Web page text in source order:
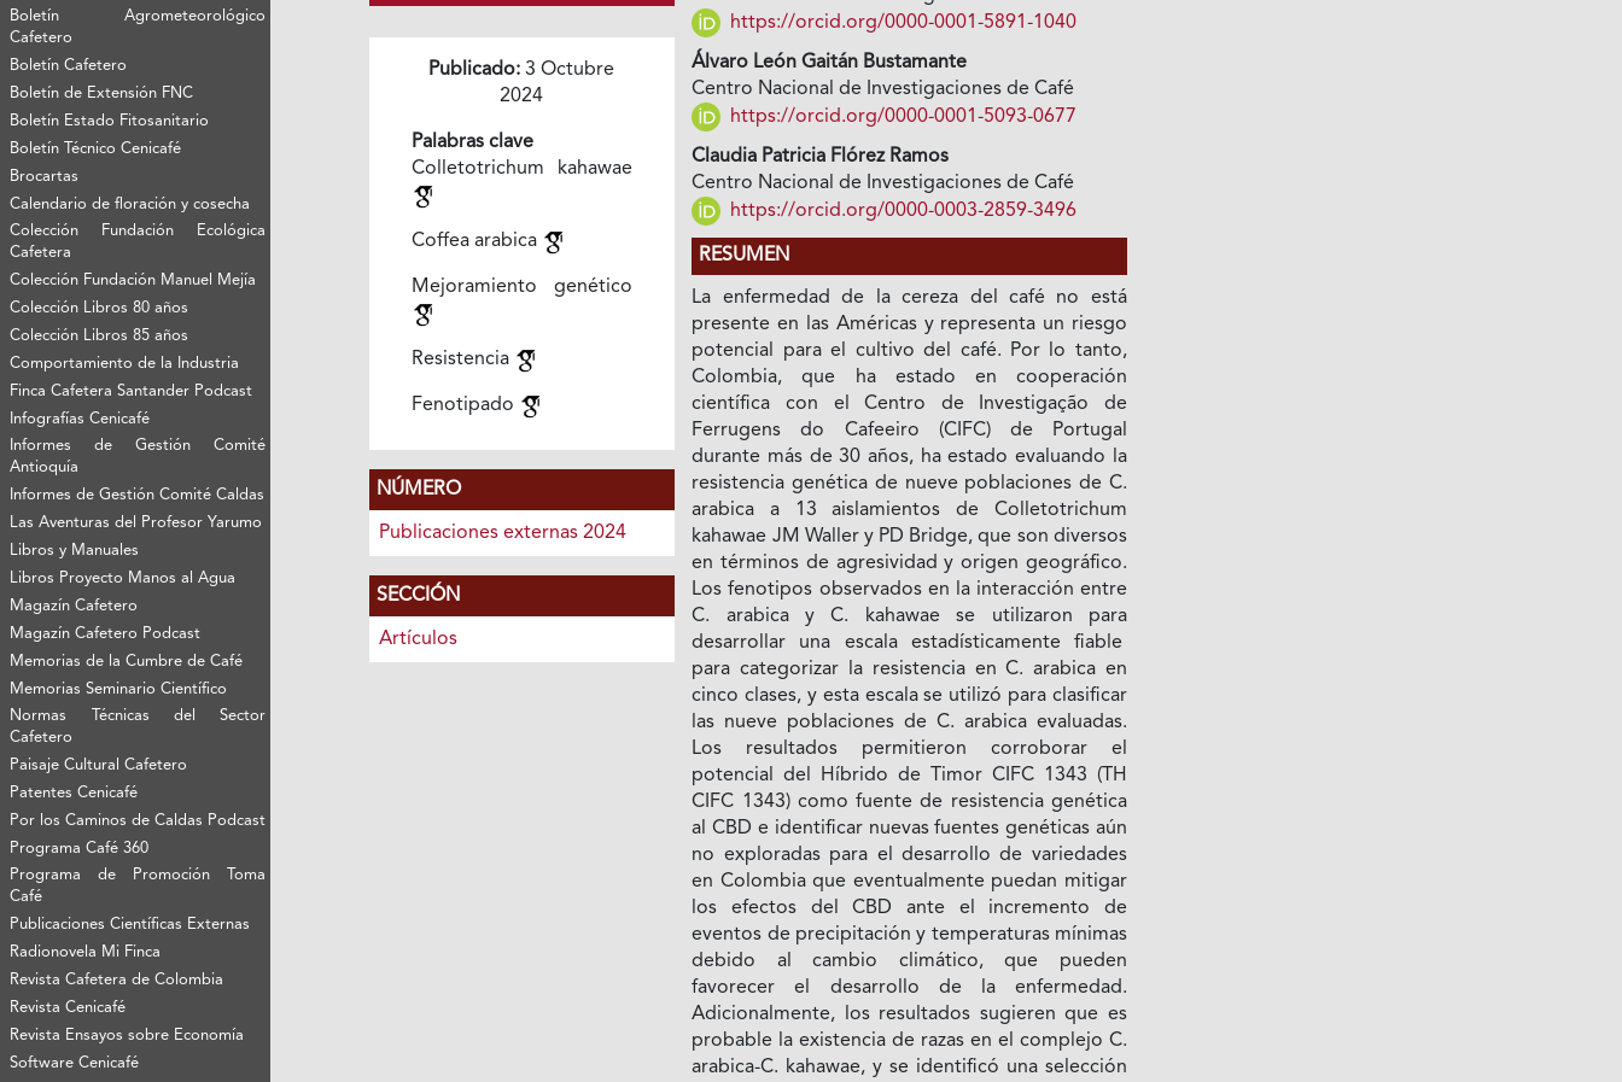
Boletín Agrometeorológico
Cafetero
Boletín Cafetero
Boletín de Extensión FNC
Boletín Estado Fitosanitario
Boletín Técnico Cenicafé
Brocartas
Calendario de floración y cosecha
Colección Fundación Ecológica
Cafetera
Colección Fundación Manuel Mejía
Colección Libros 80 años
Colección Libros 85 años
Comportamiento de la Industria
Finca Cafetera Santander Podcast
Infografías Cenicafé
Informes de Gestión Comité
Antioquía
Informes de Gestión Comité Caldas
Las Aventuras del Profesor Yarumo
Libros y Manuales
Libros Proyecto Manos al Agua
Magazín Cafetero
Magazín Cafetero Podcast
Memorias de la Cumbre de Café
Memorias Seminario Científico
Normas Técnicas del Sector
Cafetero
Paisaje Cultural Cafetero
Patentes Cenicafé
Por los Caminos de Caldas Podcast
Programa Café 360
Programa de Promoción Toma
Café
Publicaciones Científicas Externas
Radionovela Mi Finca
Revista Cafetera de Colombia
Revista Cenicafé
Revista Ensayos sobre Economía
Software Cenicafé
Publicado: 3 Octubre
2024
Palabras clave
Colletotrichum kahawae
Coffea arabica
Mejoramiento genético
Resistencia
Fenotipado
NÚMERO
Publicaciones externas 2024
SECCIÓN
Artículos
https://orcid.org/0000-0001-5891-1040
Álvaro León Gaitán Bustamante
Centro Nacional de Investigaciones de Café
https://orcid.org/0000-0001-5093-0677
Claudia Patricia Flórez Ramos
Centro Nacional de Investigaciones de Café
https://orcid.org/0000-0003-2859-3496
RESUMEN
La enfermedad de la cereza del café no está
presente en las Américas y representa un riesgo
potencial para el cultivo del café. Por lo tanto,
Colombia, que ha estado en cooperación
científica con el Centro de Investigação de
Ferrugens do Cafeeiro (CIFC) de Portugal
durante más de 30 años, ha estado evaluando la
resistencia genética de nueve poblaciones de C.
arabica a 13 aislamientos de Colletotrichum
kahawae JM Waller y PD Bridge, que son diversos
en términos de agresividad y origen geográfico.
Los fenotipos observados en la interacción entre
C. arabica y C. kahawae se utilizaron para
desarrollar una escala estadísticamente fiable
para categorizar la resistencia en C. arabica en
cinco clases, y esta escala se utilizó para clasificar
las nueve poblaciones de C. arabica evaluadas.
Los resultados permitieron corroborar el
potencial del Híbrido de Timor CIFC 1343 (TH
CIFC 1343) como fuente de resistencia genética
al CBD e identificar nuevas fuentes genéticas aún
no exploradas para el desarrollo de variedades
en Colombia que eventualmente puedan mitigar
los efectos del CBD ante el incremento de
eventos de precipitación y temperaturas mínimas
debido al cambio climático, que pueden
favorecer el desarrollo de la enfermedad.
Adicionalmente, los resultados sugieren que es
probable la existencia de razas en el complejo C.
arabica-C. kahawae, y se identificó una selección